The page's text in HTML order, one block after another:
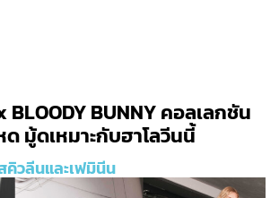
BLOODY BUNNY คอลเลกชัน
ด มู้ดเหมาะกับฮาโลวีนนี้
คิวลีนและเฟมินีน